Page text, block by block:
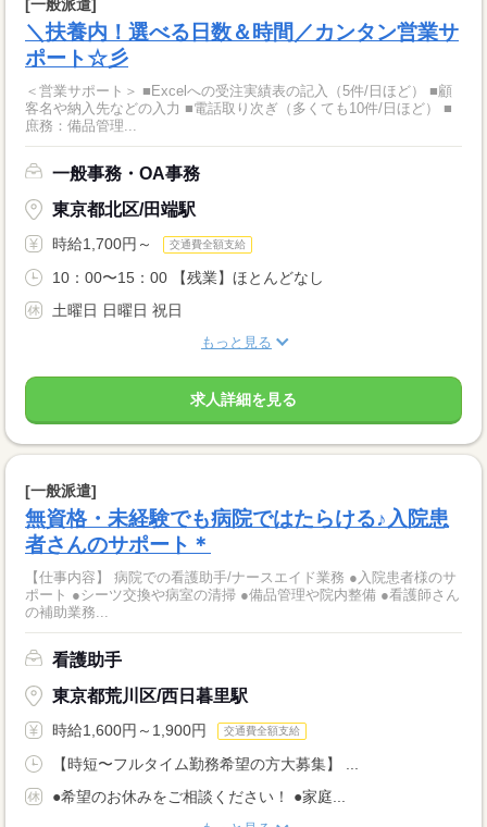
[一般派遣]
＼扶養内！選べる日数＆時間／カンタン営業サ
ポート☆彡
＜営業サポート＞ ■Excelへの受注実績表の記入（5件/日ほど） ■顧
客名や納入先などの入力 ■電話取り次ぎ（多くても10件/日ほど） ■
庶務：備品管理...
一般事務・OA事務
東京都北区/田端駅
時給1,700円～ 交通費全額支給
10：00〜15：00 【残業】ほとんどなし
土曜日 日曜日 祝日
もっと見る
求人詳細を見る
[一般派遣]
無資格・未経験でも病院ではたらける♪入院患
者さんのサポート＊
【仕事内容】 病院での看護助手/ナースエイド業務 ●入院患者様のサ
ポート ●シーツ交換や病室の清掃 ●備品管理や院内整備 ●看護師さん
の補助業務...
看護助手
東京都荒川区/西日暮里駅
時給1,600円～1,900円 交通費全額支給
【時短〜フルタイム勤務希望の方大募集】 ...
●希望のお休みをご相談ください！ ●家庭...